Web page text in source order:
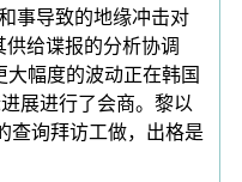
事导致的地缘冲击对
给谍报的分析协调
幅度的波动正在韩国
展进行了会商。黎以
查询拜访工做，出格是